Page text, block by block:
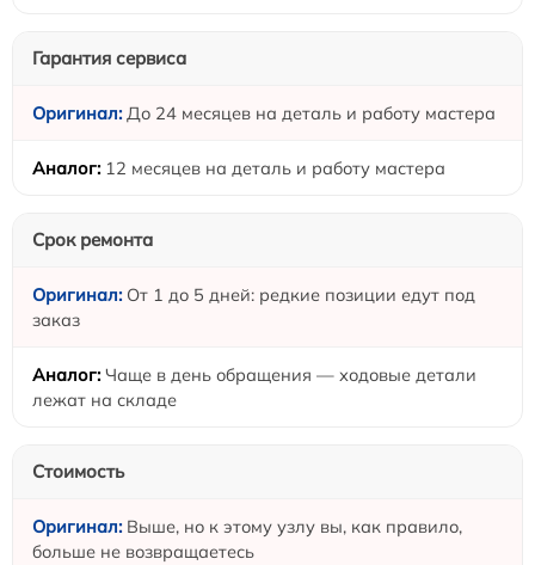
Гарантия сервиса
До 24 месяцев на деталь и работу мастера
12 месяцев на деталь и работу мастера
Срок ремонта
От 1 до 5 дней: редкие позиции едут под
заказ
Чаще в день обращения — ходовые детали
лежат на складе
Стоимость
Выше, но к этому узлу вы, как правило,
больше не возвращаетесь